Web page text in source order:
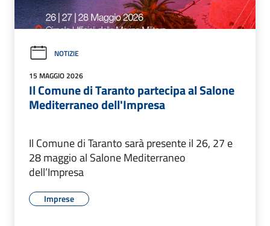
NOTIZIE
15 MAGGIO 2026
Il Comune di Taranto partecipa al Salone
Mediterraneo dell'Impresa
Il Comune di Taranto sarà presente il 26, 27 e
28 maggio al Salone Mediterraneo
dell’Impresa
Imprese